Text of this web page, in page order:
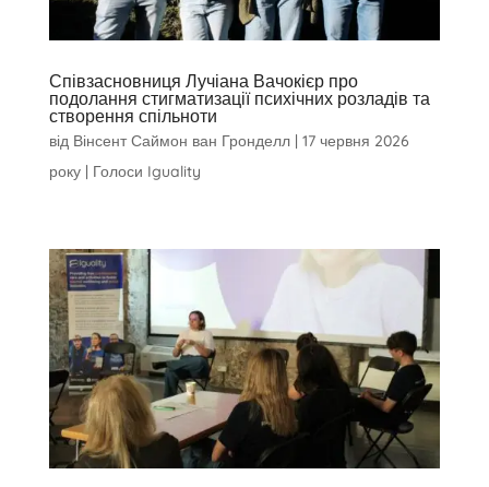
Співзасновниця Лучіана Вачокієр про
подолання стигматизації психічних розладів та
створення спільноти
від Вінсент Саймон ван Гронделл| 17 червня 2026
року| Голоси Iguality